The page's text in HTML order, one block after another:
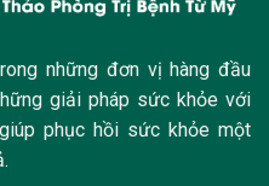
những đơn vị hàng đầu
giải pháp sức khỏe với
phục hồi sức khỏe một